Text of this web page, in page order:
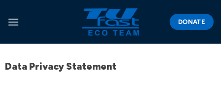
DONATE
Data Privacy Statement